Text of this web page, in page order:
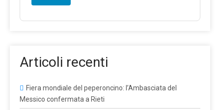
Articoli recenti
Fiera mondiale del peperoncino: l’Ambasciata del
Messico confermata a Rieti